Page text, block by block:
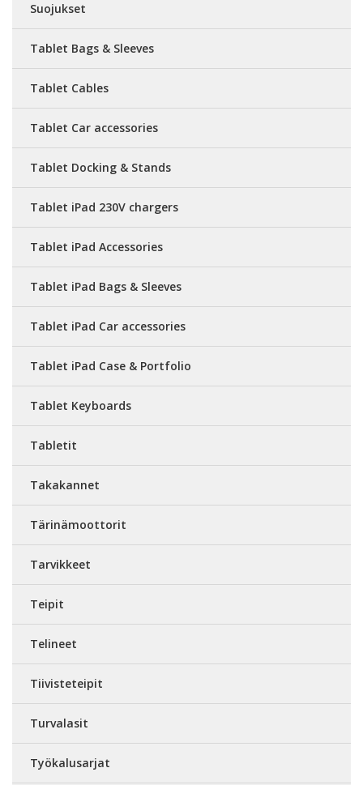
Suojukset
Tablet Bags & Sleeves
Tablet Cables
Tablet Car accessories
Tablet Docking & Stands
Tablet iPad 230V chargers
Tablet iPad Accessories
Tablet iPad Bags & Sleeves
Tablet iPad Car accessories
Tablet iPad Case & Portfolio
Tablet Keyboards
Tabletit
Takakannet
Tärinämoottorit
Tarvikkeet
Teipit
Telineet
Tiivisteteipit
Turvalasit
Työkalusarjat